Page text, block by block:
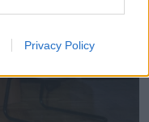
Privacy Policy